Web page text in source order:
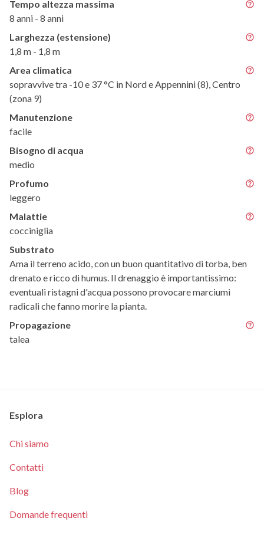
Tempo altezza massima
8 anni - 8 anni
Larghezza (estensione)
1,8 m - 1,8 m
Area climatica
sopravvive tra -10 e 37 °C in Nord e Appennini (8), Centro
(zona 9)
Manutenzione
facile
Bisogno di acqua
medio
Profumo
leggero
Malattie
cocciniglia
Substrato
Ama il terreno acido, con un buon quantitativo di torba, ben
drenato e ricco di humus. Il drenaggio è importantissimo:
eventuali ristagni d'acqua possono provocare marciumi
radicali che fanno morire la pianta.
Propagazione
talea
Esplora
Chi siamo
Contatti
Blog
Domande frequenti